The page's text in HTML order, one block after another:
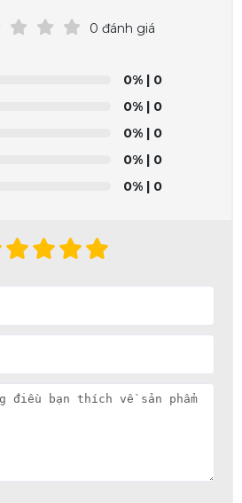
0 đánh giá
0% | 0
0% | 0
0% | 0
0% | 0
0% | 0